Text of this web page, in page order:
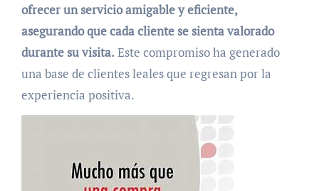
ofrecer un servicio amigable y eficiente,
asegurando que cada cliente se sienta valorado
durante su visita. Este compromiso ha generado
una base de clientes leales que regresan por la
experiencia positiva.